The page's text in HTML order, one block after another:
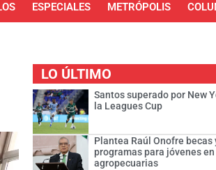
ESPECIALES METRÓPOLIS
LO ÚLTIMO
Santos superado por New
la Leagues Cup
Plantea Raúl Onofre becas
programas para jóvenes
agropecuarias